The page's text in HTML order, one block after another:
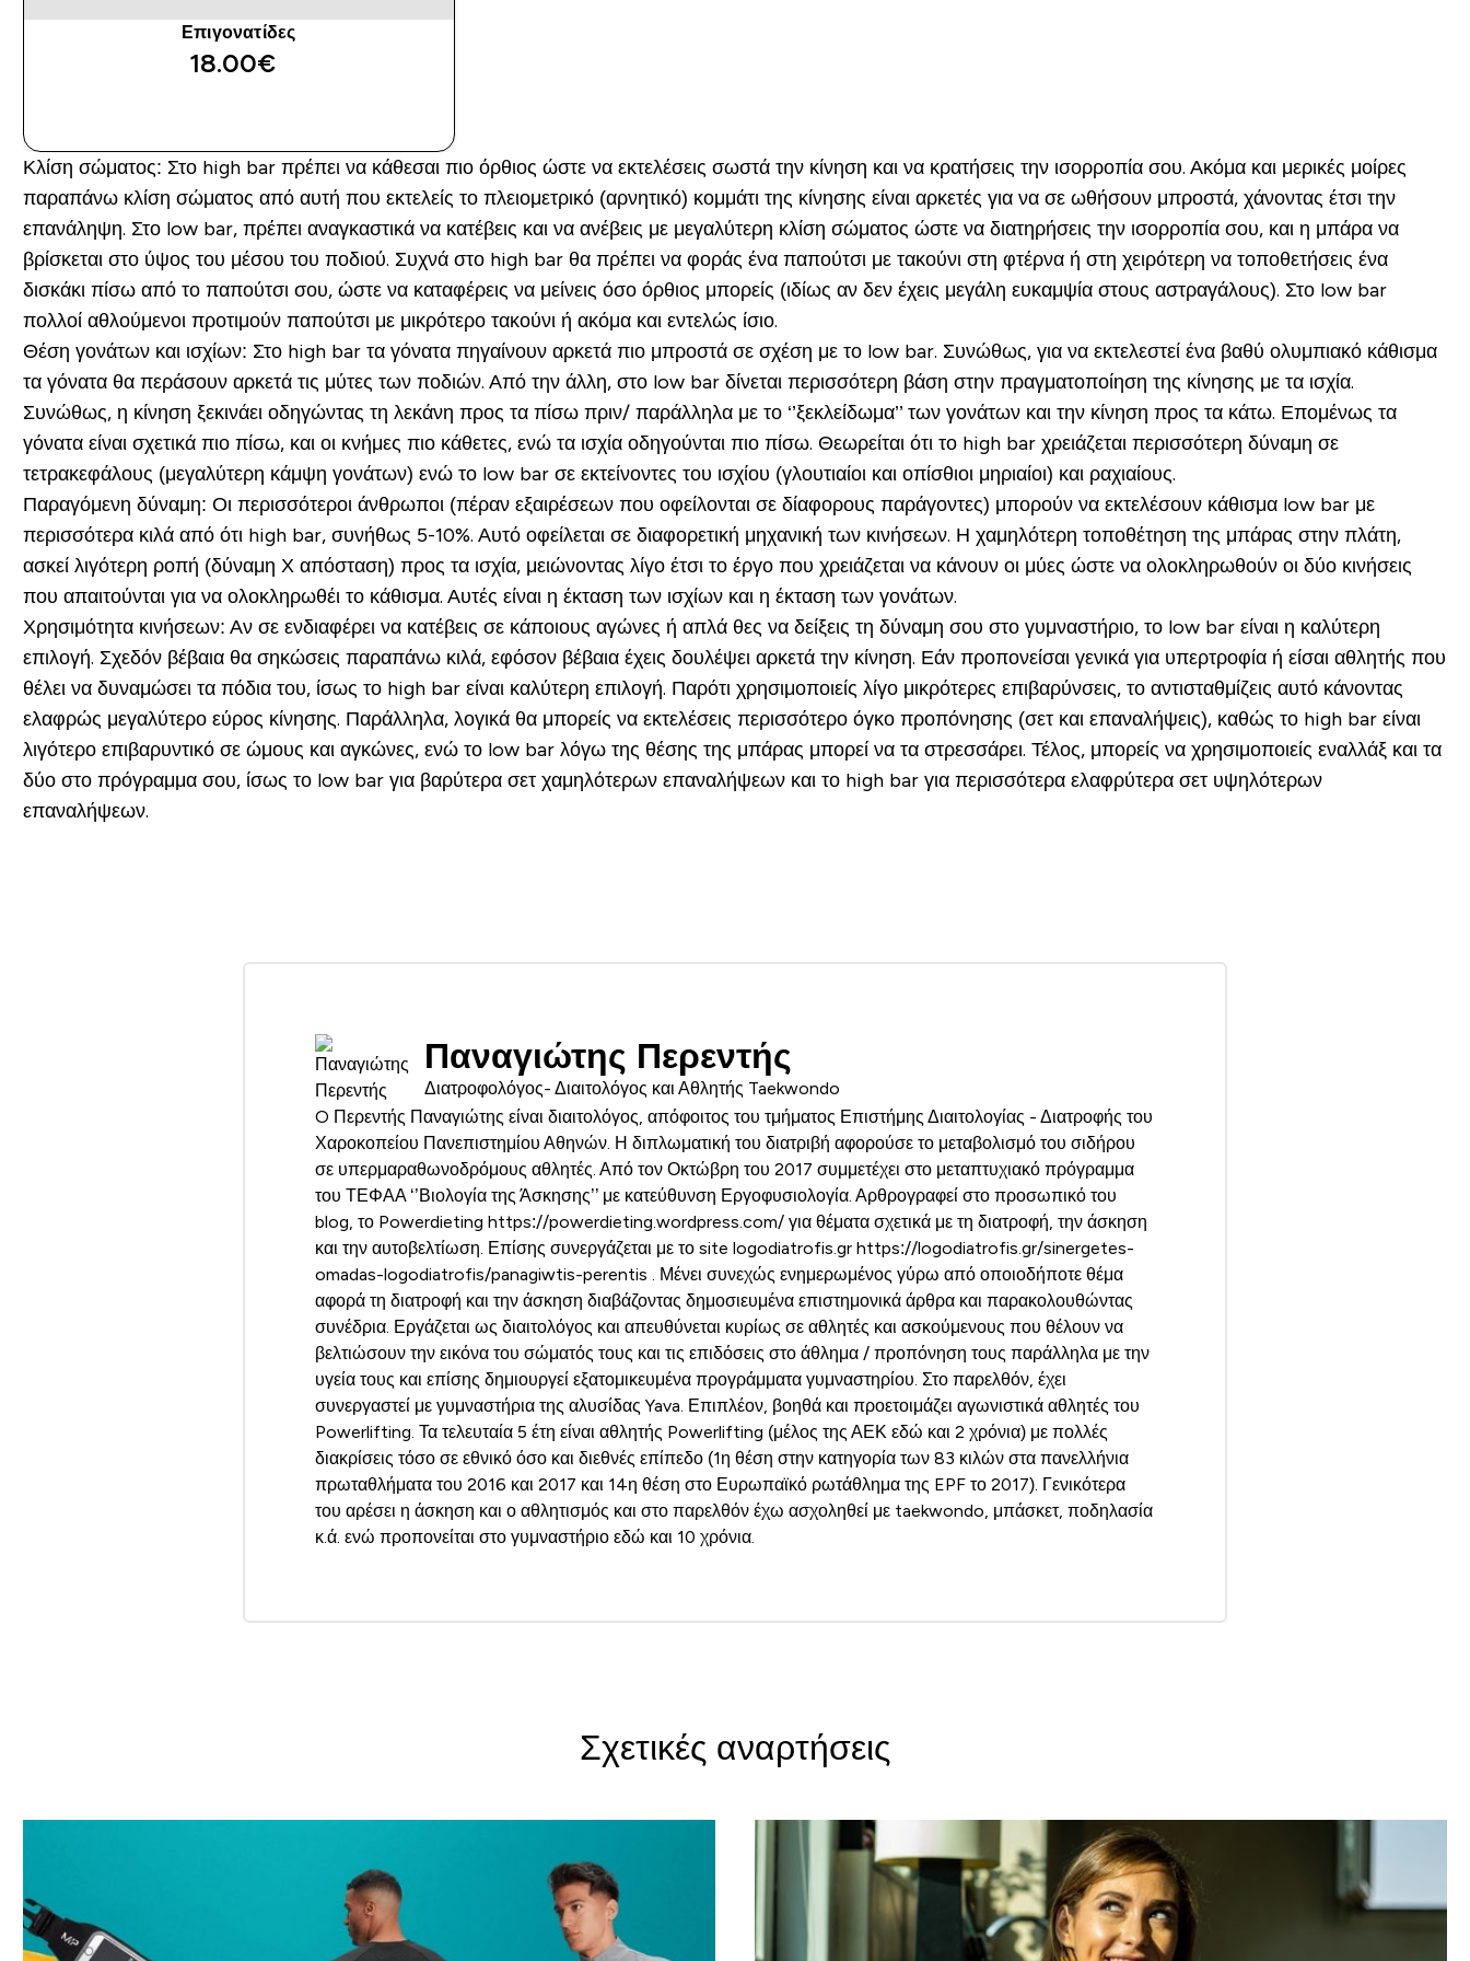
Επιγονατίδες
18.00€‎
Κλίση σώματος: Στο high bar πρέπει να κάθεσαι πιο όρθιος ώστε να εκτελέσεις σωστά την κίνηση και να κρατήσεις την ισορροπία σου. Ακόμα και μερικές μοίρες
παραπάνω κλίση σώματος από αυτή που εκτελείς το πλειομετρικό (αρνητικό) κομμάτι της κίνησης είναι αρκετές για να σε ωθήσουν μπροστά, χάνοντας έτσι την
επανάληψη. Στο low bar, πρέπει αναγκαστικά να κατέβεις και να ανέβεις με μεγαλύτερη κλίση σώματος ώστε να διατηρήσεις την ισορροπία σου, και η μπάρα να
βρίσκεται στο ύψος του μέσου του ποδιού. Συχνά στο high bar θα πρέπει να φοράς ένα παπούτσι με τακούνι στη φτέρνα ή στη χειρότερη να τοποθετήσεις ένα
δισκάκι πίσω από το παπούτσι σου, ώστε να καταφέρεις να μείνεις όσο όρθιος μπορείς (ιδίως αν δεν έχεις μεγάλη ευκαμψία στους αστραγάλους). Στο low bar
πολλοί αθλούμενοι προτιμούν παπούτσι με μικρότερο τακούνι ή ακόμα και εντελώς ίσιο.
Θέση γονάτων και ισχίων: Στο high bar τα γόνατα πηγαίνουν αρκετά πιο μπροστά σε σχέση με το low bar. Συνώθως, για να εκτελεστεί ένα βαθύ ολυμπιακό κάθισμα
τα γόνατα θα περάσουν αρκετά τις μύτες των ποδιών. Από την άλλη, στο low bar δίνεται περισσότερη βάση στην πραγματοποίηση της κίνησης με τα ισχία.
Συνώθως, η κίνηση ξεκινάει οδηγώντας τη λεκάνη προς τα πίσω πριν/ παράλληλα με το ‘’ξεκλείδωμα’’ των γονάτων και την κίνηση προς τα κάτω. Επομένως τα
γόνατα είναι σχετικά πιο πίσω, και οι κνήμες πιο κάθετες, ενώ τα ισχία οδηγούνται πιο πίσω. Θεωρείται ότι το high bar χρειάζεται περισσότερη δύναμη σε
τετρακεφάλους (μεγαλύτερη κάμψη γονάτων) ενώ το low bar σε εκτείνοντες του ισχίου (γλουτιαίοι και οπίσθιοι μηριαίοι) και ραχιαίους.
Παραγόμενη δύναμη: Οι περισσότεροι άνθρωποι (πέραν εξαιρέσεων που οφείλονται σε δίαφορους παράγοντες) μπορούν να εκτελέσουν κάθισμα low bar με
περισσότερα κιλά από ότι high bar, συνήθως 5-10%. Αυτό οφείλεται σε διαφορετική μηχανική των κινήσεων. Η χαμηλότερη τοποθέτηση της μπάρας στην πλάτη,
ασκεί λιγότερη ροπή (δύναμη Χ απόσταση) προς τα ισχία, μειώνοντας λίγο έτσι το έργο που χρειάζεται να κάνουν οι μύες ώστε να ολοκληρωθούν οι δύο κινήσεις
που απαιτούνται για να ολοκληρωθέι το κάθισμα. Αυτές είναι η έκταση των ισχίων και η έκταση των γονάτων.
Χρησιμότητα κινήσεων: Αν σε ενδιαφέρει να κατέβεις σε κάποιους αγώνες ή απλά θες να δείξεις τη δύναμη σου στο γυμναστήριο, το low bar είναι η καλύτερη
επιλογή. Σχεδόν βέβαια θα σηκώσεις παραπάνω κιλά, εφόσον βέβαια έχεις δουλέψει αρκετά την κίνηση. Εάν προπονείσαι γενικά για υπερτροφία ή είσαι αθλητής που
θέλει να δυναμώσει τα πόδια του, ίσως το high bar είναι καλύτερη επιλογή. Παρότι χρησιμοποιείς λίγο μικρότερες επιβαρύνσεις, το αντισταθμίζεις αυτό κάνοντας
ελαφρώς μεγαλύτερο εύρος κίνησης. Παράλληλα, λογικά θα μπορείς να εκτελέσεις περισσότερο όγκο προπόνησης (σετ και επαναλήψεις), καθώς το high bar είναι
λιγότερο επιβαρυντικό σε ώμους και αγκώνες, ενώ το low bar λόγω της θέσης της μπάρας μπορεί να τα στρεσσάρει. Τέλος, μπορείς να χρησιμοποιείς εναλλάξ και τα
δύο στο πρόγραμμα σου, ίσως το low bar για βαρύτερα σετ χαμηλότερων επαναλήψεων και το high bar για περισσότερα ελαφρύτερα σετ υψηλότερων
επαναλήψεων.
Παναγιώτης Περεντής
Διατροφολόγος- Διαιτολόγος και Αθλητής Taekwondo
O Περεντής Παναγιώτης είναι διαιτολόγος, απόφοιτος του τμήματος Επιστήμης Διαιτολογίας - Διατροφής του
Χαροκοπείου Πανεπιστημίου Αθηνών. Η διπλωματική του διατριβή αφορούσε το μεταβολισμό του σιδήρου
σε υπερμαραθωνοδρόμους αθλητές. Από τον Οκτώβρη του 2017 συμμετέχει στο μεταπτυχιακό πρόγραμμα
του ΤΕΦΑΑ ‘’Βιολογία της Άσκησης’’ με κατεύθυνση Εργοφυσιολογία. Αρθρογραφεί στο προσωπικό του
blog, το Powerdieting https://powerdieting.wordpress.com/ για θέματα σχετικά με τη διατροφή, την άσκηση
και την αυτοβελτίωση. Επίσης συνεργάζεται με το site logodiatrofis.gr https://logodiatrofis.gr/sinergetes-
omadas-logodiatrofis/panagiwtis-perentis . Μένει συνεχώς ενημερωμένος γύρω από οποιοδήποτε θέμα
αφορά τη διατροφή και την άσκηση διαβάζοντας δημοσιευμένα επιστημονικά άρθρα και παρακολουθώντας
συνέδρια. Εργάζεται ως διαιτολόγος και απευθύνεται κυρίως σε αθλητές και ασκούμενους που θέλουν να
βελτιώσουν την εικόνα του σώματός τους και τις επιδόσεις στο άθλημα / προπόνηση τους παράλληλα με την
υγεία τους και επίσης δημιουργεί εξατομικευμένα προγράμματα γυμναστηρίου. Στο παρελθόν, έχει
συνεργαστεί με γυμναστήρια της αλυσίδας Yava. Επιπλέον, βοηθά και προετοιμάζει αγωνιστικά αθλητές του
Powerlifting. Τα τελευταία 5 έτη είναι αθλητής Powerlifting (μέλος της ΑΕΚ εδώ και 2 χρόνια) με πολλές
διακρίσεις τόσο σε εθνικό όσο και διεθνές επίπεδο (1η θέση στην κατηγορία των 83 κιλών στα πανελλήνια
πρωταθλήματα του 2016 και 2017 και 14η θέση στο Ευρωπαϊκό ρωτάθλημα της EPF το 2017). Γενικότερα
του αρέσει η άσκηση και ο αθλητισμός και στο παρελθόν έχω ασχοληθεί με taekwondo, μπάσκετ, ποδηλασία
κ.ά. ενώ προπονείται στο γυμναστήριο εδώ και 10 χρόνια.
Σχετικές αναρτήσεις